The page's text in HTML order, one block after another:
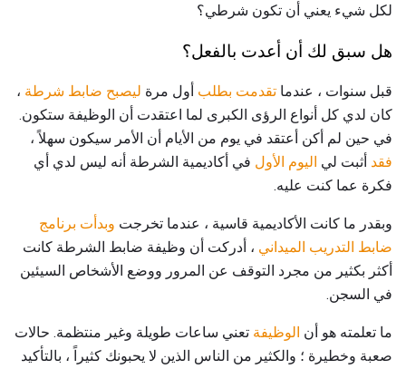
لكل شيء يعني أن تكون شرطي؟
هل سبق لك أن أعدت بالفعل؟
قبل سنوات ، عندما تقدمت بطلب أول مرة ليصبح ضابط شرطة ،
كان لدي كل أنواع الرؤى الكبرى لما اعتقدت أن الوظيفة ستكون.
في حين لم أكن أعتقد في يوم من الأيام أن الأمر سيكون سهلاً ،
فقد أثبت لي اليوم الأول في أكاديمية الشرطة أنه ليس لدي أي
فكرة عما كنت عليه.
وبقدر ما كانت الأكاديمية قاسية ، عندما تخرجت وبدأت برنامج
ضابط التدريب الميداني ، أدركت أن وظيفة ضابط الشرطة كانت
أكثر بكثير من مجرد التوقف عن المرور ووضع الأشخاص السيئين
في السجن.
ما تعلمته هو أن الوظيفة تعني ساعات طويلة وغير منتظمة. حالات
صعبة وخطيرة ؛ والكثير من الناس الذين لا يحبونك كثيراً ، بالتأكيد